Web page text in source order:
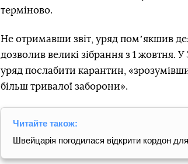
терміново.
Не отримавши звіт, уряд помʼякшив
дозволив великі зібрання з 1 жовтня.
уряд послабити карантин,
більш тривалої заборони».
Читайте також:
Швейцарія погодилася відкрити кордон